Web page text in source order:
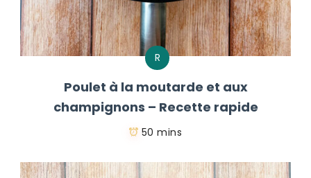
R
Poulet à la moutarde et aux
champignons – Recette rapide
50 mins